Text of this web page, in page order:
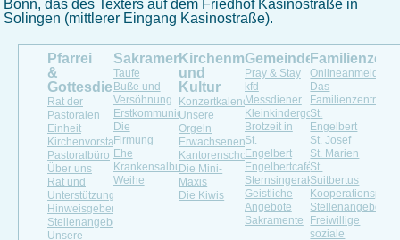
Bonn, das des Texters auf dem Friedhof Kasinostraße in
Solingen (mittlerer Eingang Kasinostraße).
Pfarrei
&
Gottesdienste
Rat der
Pastoralen
Einheit
Kirchenvorstand
Pastoralbüro
Über uns
Rat und
Unterstützung
Hinweisgeberportal
Stellenangebot
Unsere
Sakramente
Taufe
Buße und
Versöhnung
Erstkommunion
Die
Firmung
Ehe
Krankensalbung
Weihe
Kirchenmusik
und
Kultur
Konzertkalender
Unsere
Orgeln
Erwachsenenchöre
Kantorenschola
Die Mini-
Maxis
Die Kiwis
Gemeindeleben
Pray & Stay
kfd
Messdiener
Kleinkindergottesdienst
Brotzeit in
St.
Engelbert
Engelbertcafé
Sternsingeraktion
Geistliche
Angebote
Sakramente
Onlineanmeldung
Das
Familienzentrum
St.
Engelbert
St. Josef
St. Marien
St.
Suitbertus
Stellenangebote
Freiwillige
soziale